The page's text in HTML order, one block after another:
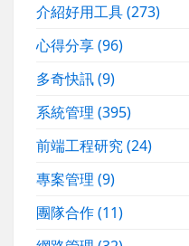
介紹好用工具(273)
心得分享(96)
多奇快訊(9)
系統管理(395)
前端工程研究(24)
專案管理(9)
團隊合作(11)